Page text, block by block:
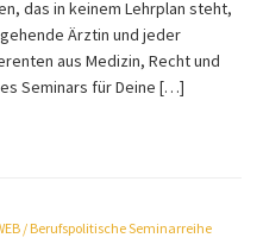
das in keinem Lehrplan steht,
Ärztin und jeder
aus Medizin, Recht und
Seminars für Deine […]
/ Berufspolitische Seminarreihe